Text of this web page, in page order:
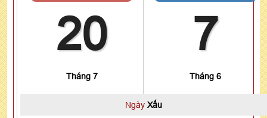
20
Tháng 7
7
Tháng 6
Ngày Xấu